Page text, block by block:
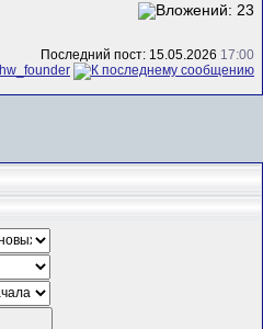
Последний пост: 15.05.2026 17:00
hw_founder